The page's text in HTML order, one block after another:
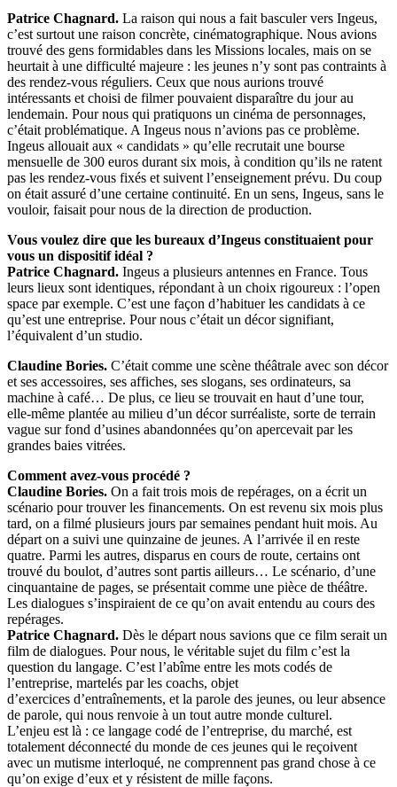
Patrice Chagnard. La raison qui nous a fait basculer vers Ingeus,
c’est surtout une raison concrète, cinématographique. Nous avions
trouvé des gens formidables dans les Missions locales, mais on se
heurtait à une difficulté majeure : les jeunes n’y sont pas contraints à
des rendez-vous réguliers. Ceux que nous aurions trouvé
intéressants et choisi de filmer pouvaient disparaître du jour au
lendemain. Pour nous qui pratiquons un cinéma de personnages,
c’était problématique. A Ingeus nous n’avions pas ce problème.
Ingeus allouait aux « candidats » qu’elle recrutait une bourse
mensuelle de 300 euros durant six mois, à condition qu’ils ne ratent
pas les rendez-vous fixés et suivent l’enseignement prévu. Du coup
on était assuré d’une certaine continuité. En un sens, Ingeus, sans le
vouloir, faisait pour nous de la direction de production.
Vous voulez dire que les bureaux d’Ingeus constituaient pour
vous un dispositif idéal ?
Patrice Chagnard. Ingeus a plusieurs antennes en France. Tous
leurs lieux sont identiques, répondant à un choix rigoureux : l’open
space par exemple. C’est une façon d’habituer les candidats à ce
qu’est une entreprise. Pour nous c’était un décor signifiant,
l’équivalent d’un studio.
Claudine Bories. C’était comme une scène théâtrale avec son décor
et ses accessoires, ses affiches, ses slogans, ses ordinateurs, sa
machine à café… De plus, ce lieu se trouvait en haut d’une tour,
elle-même plantée au milieu d’un décor surréaliste, sorte de terrain
vague sur fond d’usines abandonnées qu’on apercevait par les
grandes baies vitrées.
Comment avez-vous procédé ?
Claudine Bories. On a fait trois mois de repérages, on a écrit un
scénario pour trouver les financements. On est revenu six mois plus
tard, on a filmé plusieurs jours par semaines pendant huit mois. Au
départ on a suivi une quinzaine de jeunes. A l’arrivée il en reste
quatre. Parmi les autres, disparus en cours de route, certains ont
trouvé du boulot, d’autres sont partis ailleurs… Le scénario, d’une
cinquantaine de pages, se présentait comme une pièce de théâtre.
Les dialogues s’inspiraient de ce qu’on avait entendu au cours des
repérages.
Patrice Chagnard. Dès le départ nous savions que ce film serait un
film de dialogues. Pour nous, le véritable sujet du film c’est la
question du langage. C’est l’abîme entre les mots codés de
l’entreprise, martelés par les coachs, objet
d’exercices d’entraînements, et la parole des jeunes, ou leur absence
de parole, qui nous renvoie à un tout autre monde culturel.
L’enjeu est là : ce langage codé de l’entreprise, du marché, est
totalement déconnecté du monde de ces jeunes qui le reçoivent
avec un mutisme interloqué, ne comprennent pas grand chose à ce
qu’on exige d’eux et y résistent de mille façons.